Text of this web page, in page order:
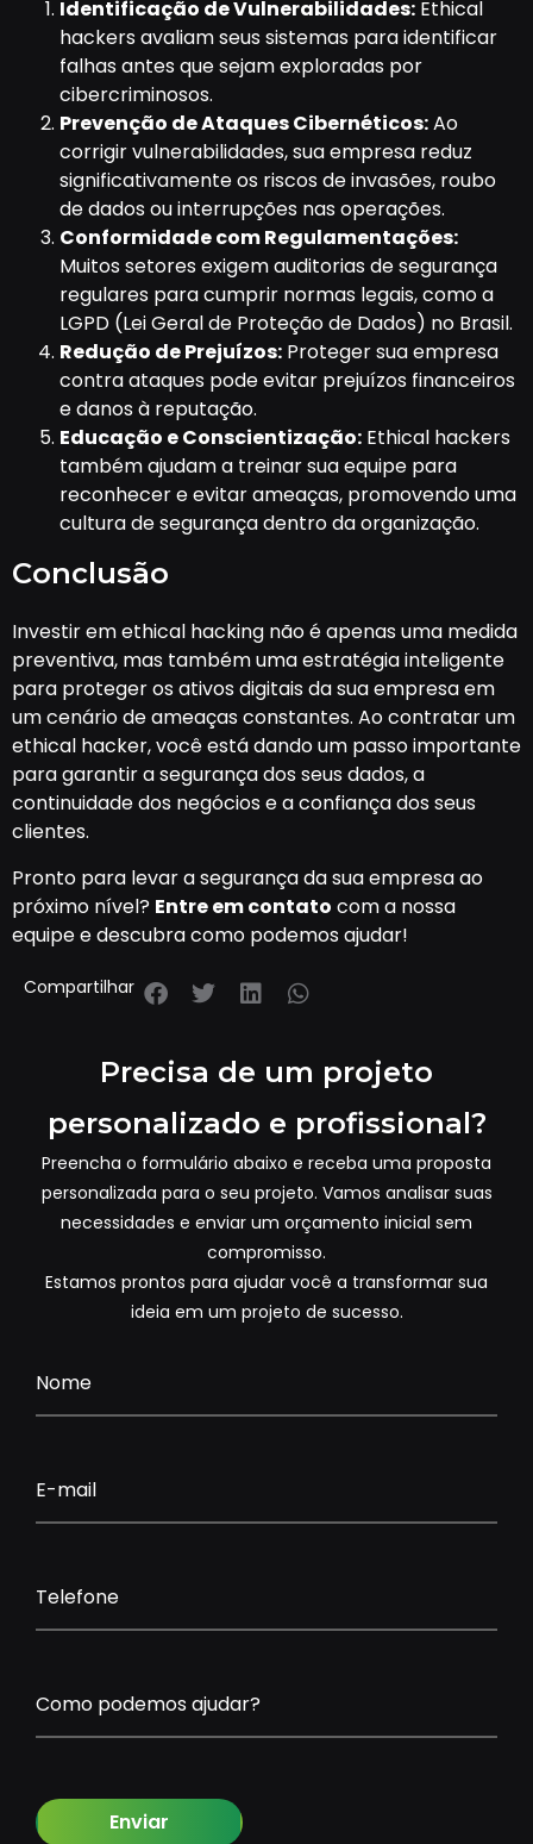
Identificação de Vulnerabilidades: Ethical
hackers avaliam seus sistemas para identificar
falhas antes que sejam exploradas por
cibercriminosos.
Prevenção de Ataques Cibernéticos:Ao
corrigir vulnerabilidades, sua empresa reduz
significativamente os riscos de invasões, roubo
de dados ou interrupções nas operações.
Conformidade com Regulamentações:
Muitos setores exigem auditorias de segurança
regulares para cumprir normas legais, como a
LGPD (Lei Geral de Proteção de Dados) no Brasil.
Redução de Prejuízos: Proteger sua empresa
contra ataques pode evitar prejuízos financeiros
e danos à reputação.
Educação e Conscientização: Ethical hackers
também ajudam a treinar sua equipe para
reconhecer e evitar ameaças, promovendo uma
cultura de segurança dentro da organização.
Conclusão
Investir em ethical hacking não é apenas uma medida
preventiva, mas também uma estratégia inteligente
para proteger os ativos digitais da sua empresa em
um cenário de ameaças constantes. Ao contratar um
ethical hacker, você está dando um passo importante
para garantir a segurança dos seus dados, a
continuidade dos negócios e a confiança dos seus
clientes.
Pronto para levar a segurança da sua empresa ao
próximo nível? Entre em contato com a nossa
equipe e descubra como podemos ajudar!
Compartilhar
Precisa de um projeto
personalizado e profissional?
Preencha o formulário abaixo e receba uma proposta
personalizada para o seu projeto. Vamos analisar suas
necessidades e enviar um orçamento inicial sem
compromisso.
Estamos prontos para ajudar você a transformar sua
ideia em um projeto de sucesso.
Nome
E-mail
Telefone
Como podemos ajudar?
Enviar